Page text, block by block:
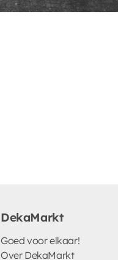
DekaMarkt
Goed voor elkaar!
Over DekaMarkt